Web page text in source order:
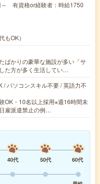
有資格or経験者：時給1750
もOK）
かりの豪華な施設が多い「サ
た方が多く生活してい…
/ パソコンスキル不要 / 英語力不
・10名以上採用※週16時間未
雇派遣禁止の例…
40代 50代
60代